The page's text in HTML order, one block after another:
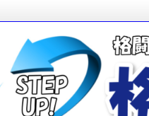
格闘ゲーム初心
格闘ゲーム初心者でなかなか